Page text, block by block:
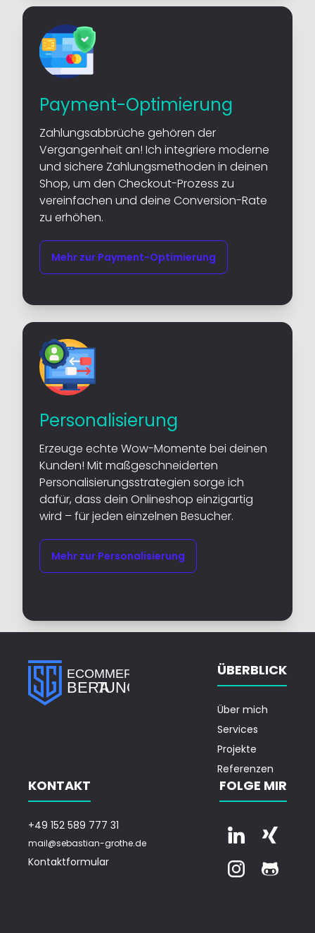
Payment-Optimierung
Zahlungsabbrüche gehören der
Vergangenheit an! Ich integriere moderne
und sichere Zahlungsmethoden in deinen
Shop, um den Checkout-Prozess zu
vereinfachen und deine Conversion-Rate
zu erhöhen.
Mehr zur Payment-Optimierung
Personalisierung
Erzeuge echte Wow-Momente bei deinen
Kunden! Mit maßgeschneiderten
Personalisierungsstrategien sorge ich
dafür, dass dein Onlineshop einzigartig
wird – für jeden einzelnen Besucher.
Mehr zur Personalisierung
ÜBERBLICK
Über mich
Services
Projekte
Referenzen
KONTAKT
+49 152 589 777 31
mail@sebastian-grothe.de
Kontaktformular
FOLGE MIR